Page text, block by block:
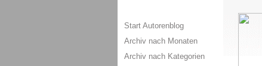
Start Autorenblog
Archiv nach Monaten
Archiv nach Kategorien